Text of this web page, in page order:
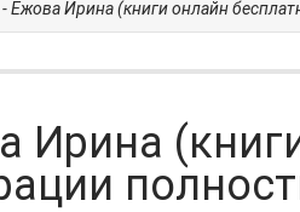
- Ежова Ирина (книги онлайн
Ирина